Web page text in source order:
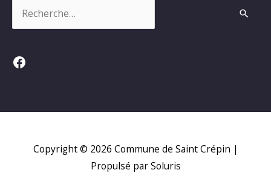
Facebook
Copyright © 2026 Commune de Saint Crépin |
Propulsé par Soluris